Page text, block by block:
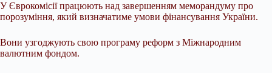
У Єврокомісії працюють над завершенням меморандуму про
порозуміння, який визначатиме умови фінансування України.
Вони узгоджують свою програму реформ з Міжнародним
валютним фондом.